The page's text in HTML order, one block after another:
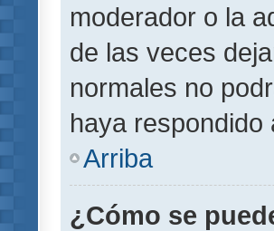
moderador o la
de las veces
normales no
haya respondido
Arriba
¿Cómo se